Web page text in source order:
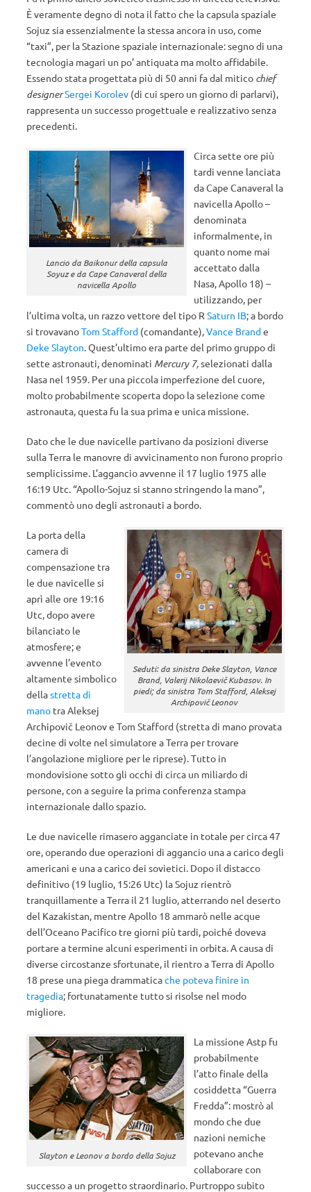
È veramente degno di nota il fatto che la capsula spaziale
Sojuz sia essenzialmente la stessa ancora in uso, come
“taxi”, per la Stazione spaziale internazionale: segno di una
tecnologia magari un po’ antiquata ma molto affidabile.
Essendo stata progettata più di 50 anni fa dal mitico chief
designerSergei Korolev (di cui spero un giorno di parlarvi),
rappresenta un successo progettuale e realizzativo senza
precedenti.
Lancio da Baikonur della capsula
Soyuz e da Cape Canaveral della
navicella Apollo
Circa sette ore più
tardi venne lanciata
da Cape Canaveral la
navicella Apollo –
denominata
informalmente, in
quanto nome mai
accettato dalla
Nasa, Apollo 18) –
utilizzando, per
l’ultima volta, un razzo vettore del tipo R Saturn IB; a bordo
si trovavanoTom Stafford (comandante),Vance Brande
Deke Slayton. Quest’ultimo era parte del primo gruppo di
sette astronauti, denominati Mercury 7,selezionati dalla
Nasa nel 1959. Per una piccola imperfezione del cuore,
molto probabilmente scoperta dopo la selezione come
astronauta, questa fu la sua prima e unica missione.
Dato che le due navicelle partivano da posizioni diverse
sulla Terra le manovre di avvicinamento non furono proprio
semplicissime. L’aggancio avvenne il 17 luglio 1975 alle
16:19 Utc. “Apollo-Sojuz si stanno stringendo la mano”,
commentò uno degli astronauti a bordo.
Seduti: da sinistra Deke Slayton, Vance
Brand, Valerij Nikolaevič Kubasov. In
piedi; da sinistra Tom Stafford, Aleksej
Archipovič Leonov
La porta della
camera di
compensazione tra
le due navicelle si
aprì alle ore 19:16
Utc, dopo avere
bilanciato le
atmosfere; e
avvenne l’evento
altamente simbolico
dellastretta di
mano tra Aleksej
Archipovič Leonov e Tom Stafford (stretta di mano provata
decine di volte nel simulatore a Terra per trovare
l’angolazione migliore per le riprese). Tutto in
mondovisione sotto gli occhi di circa un miliardo di
persone, con a seguire la prima conferenza stampa
internazionale dallo spazio.
Le due navicelle rimasero agganciate in totale per circa 47
ore, operando due operazioni di aggancio una a carico degli
americani e una a carico dei sovietici. Dopo il distacco
definitivo (19 luglio, 15:26 Utc) la Sojuz rientrò
tranquillamente a Terra il 21 luglio, atterrando nel deserto
del Kazakistan, mentre Apollo 18 ammarò nelle acque
dell’Oceano Pacifico tre giorni più tardi, poiché doveva
portare a termine alcuni esperimenti in orbita. A causa di
diverse circostanze sfortunate, il rientro a Terra di Apollo
18 prese una piega drammaticache poteva finire in
tragedia; fortunatamente tutto si risolse nel modo
migliore.
Slayton e Leonov a bordo della Sojuz
La missione Astp fu
probabilmente
l’atto finale della
cosiddetta “Guerra
Fredda”: mostrò al
mondo che due
nazioni nemiche
potevano anche
collaborare con
successo a un progetto straordinario. Purtroppo subito